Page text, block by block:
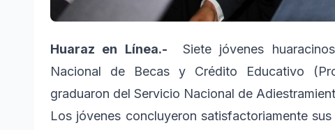
Huaraz en Línea.- Siete jóvenes
Nacional de Becas y Crédito Educativo
graduaron del Servicio Nacional de
Los jóvenes concluyeron satisfactoriamente